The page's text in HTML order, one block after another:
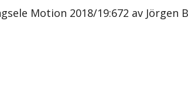
Motion 2018/19:672 av Jörgen